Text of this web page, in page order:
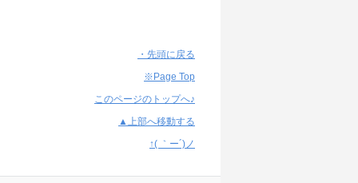
・先頭に戻る
※Page Top
このページのトップへ♪
▲上部へ移動する
↑( ｀ー´)ノ